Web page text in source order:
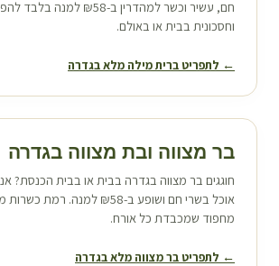
חם, עשיר וכשר למהדרין ב-
וחסכונית בבית או באולם.
← לתפריט ברית מילה מלא בגדרה
בר מצווה ובת מצווה בגדרה
חוגגים בר מצווה בגדרה בבית או בבית הכנסת?
אוכל בשרי חם ושופע ב-₪58
מחפוד שמכבדת כל אורח.
← לתפריט בר מצווה מלא בגדרה